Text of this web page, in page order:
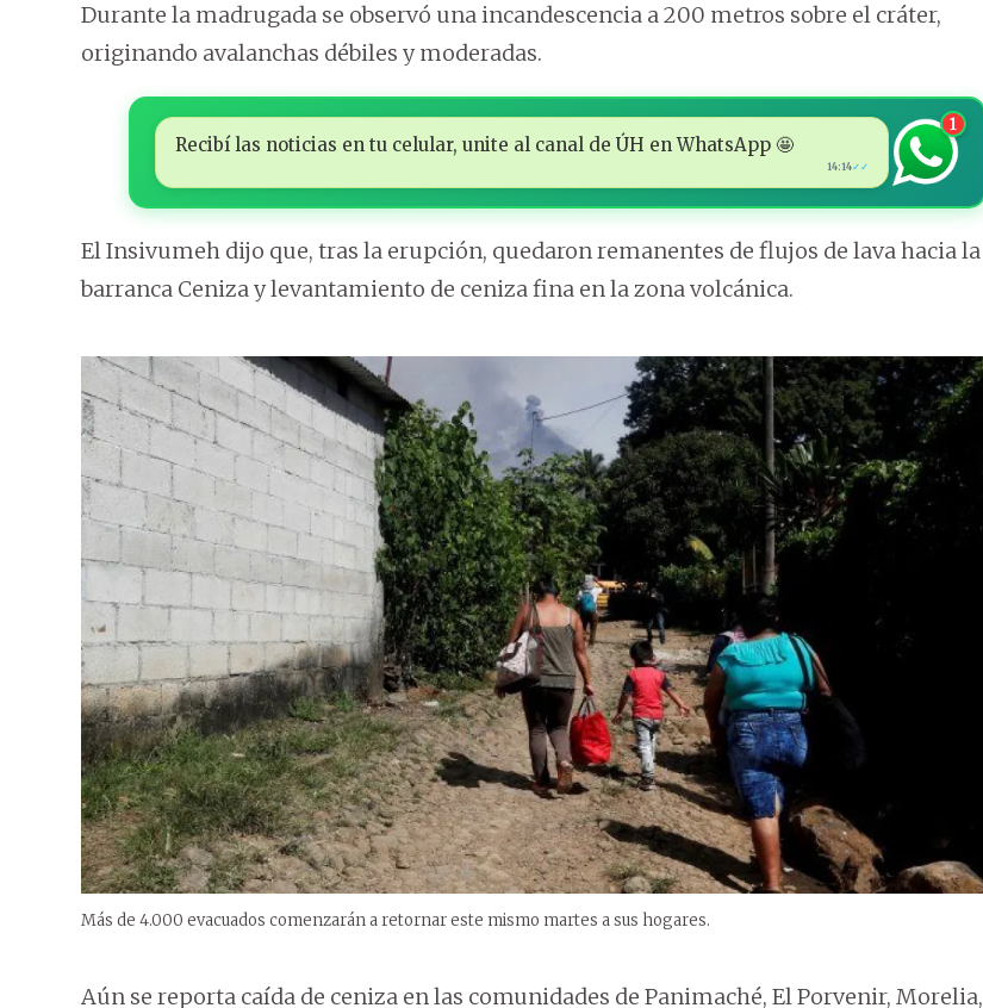
Durante la madrugada se observó una incandescencia a 200 metros sobre el cráter,
originando avalanchas débiles y moderadas.
Recibí las noticias en tu celular, unite al canal de ÚH en WhatsApp 🤩
14:14✓✓
1
El Insivumeh dijo que, tras la erupción, quedaron remanentes de flujos de lava hacia la
barranca Ceniza y levantamiento de ceniza fina en la zona volcánica.
Más de 4.000 evacuados comenzarán a retornar este mismo martes a sus hogares.
Aún se reporta caída de ceniza en las comunidades de Panimaché, El Porvenir, Morelia,